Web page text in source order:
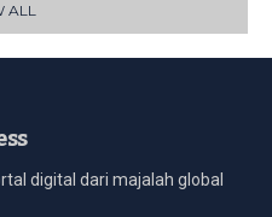
ALL
digital dari majalah global